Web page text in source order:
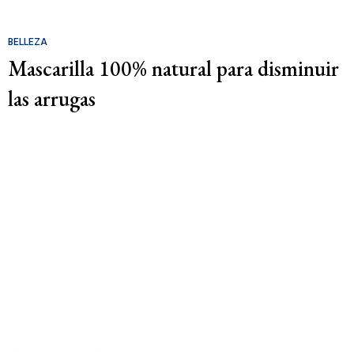
BELLEZA
Mascarilla 100% natural para disminuir
las arrugas